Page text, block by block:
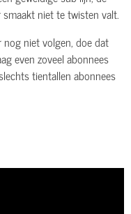
niet te twisten valt.
nog niet volgen, doe dat
even zoveel abonnees
tientallen abonnees